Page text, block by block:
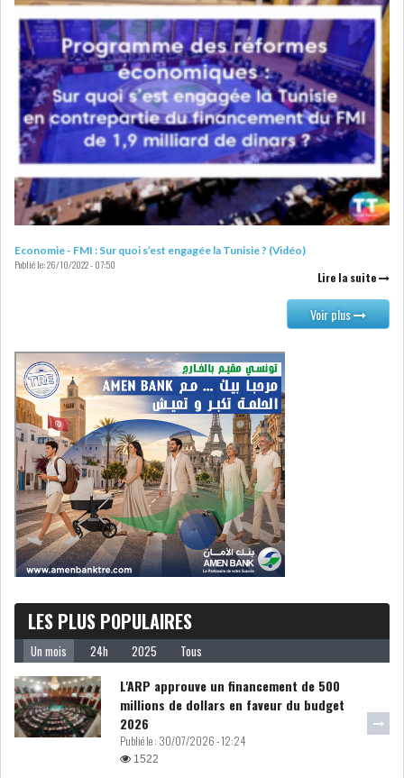
FINANCE
FISCALITE
TAXE SUR LE PATR...
FISCALITÉ : LONGUE LISTE
BOURSE DE TUNIS : UN OUTIL
DE FINANCEMEN...
LE CALENDRIER FISCAL ET
SOCIAL 2021: LES...
ACTUALITÉS
ÉCONOMIQUES
PRIVATISATION
Economie - FMI : Sur quoi s’est engagée la Tunisie ? (Vidéo)
Publié le:26/10/2022 - 07:50
Lire la suite
Voir plus
LES PLUS POPULAIRES
Un mois 24h 2025 Tous
L'ARP approuve un financement de 500
millions de dollars en faveur du budget
2026
Publié le : 30/07/2026 - 12:24
1522